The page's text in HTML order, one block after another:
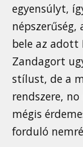
egyensúlyt,
bele az adott
Zandagort
stílust, de a
rendszere,
mégis
forduló